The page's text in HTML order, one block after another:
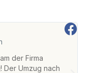
der Firma
Der Umzug nach